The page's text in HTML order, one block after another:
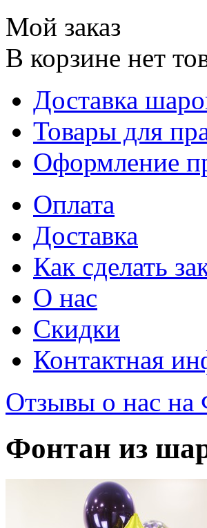
Мой заказ
В корзине нет
Доставка
Товары для
Оформление
Оплата
Доставка
Как сделать
О нас
Скидки
Контактная
Отзывы о нас на
Фонтан из